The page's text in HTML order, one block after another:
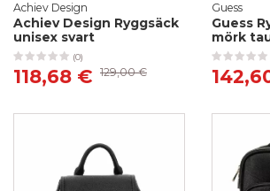
Achiev Design
Achiev Design Ryggsäck
unisex svart
(0)
118,68 € 129,00 €
Guess
Guess
mörk